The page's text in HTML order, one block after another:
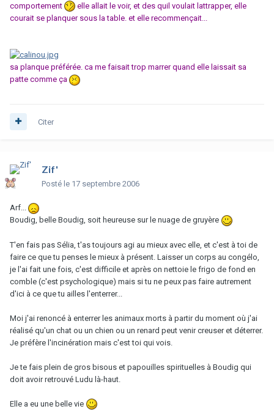
comportement
elle allait le voir, et des quil voulait lattrapper, elle
courait se planquer sous la table. et elle recommençait...
sa planque préférée. ca me faisait trop marrer quand elle laissait sa
patte comme ça
Citer
Zif'
Posté le 17 septembre 2006
Arf...
Boudig, belle Boudig, soit heureuse sur le nuage de gruyère
T'en fais pas Sélia, t'as toujours agi au mieux avec elle, et c'est à toi de
faire ce que tu penses le mieux à présent. Laisser un corps au congélo,
je l'ai fait une fois, c'est difficile et après on nettoie le frigo de fond en
comble (c'est psychologique) mais si tu ne peux pas faire autrement
d'ici à ce que tu ailles l'enterrer...
Moi j'ai renoncé à enterrer les animaux morts à partir du moment où j'ai
réalisé qu'un chat ou un chien ou un renard peut venir creuser et déterrer.
Je préfère l'incinération mais c'est toi qui vois.
Je te fais plein de gros bisous et papouilles spirituelles à Boudig qui
doit avoir retrouvé Ludu là-haut.
Elle a eu une belle vie